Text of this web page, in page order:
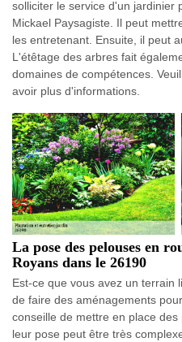
solliciter le service d'un jardinier
Mickael Paysagiste. Il peut
les entretenant. Ensuite, il peut
L'étêtage des arbres fait
domaines de compétences.
avoir plus d'informations.
La pose des pelouses en
Royans dans le 26190
Est-ce que vous avez un terrain
de faire des aménagements
conseille de mettre en place
leur pose peut être très